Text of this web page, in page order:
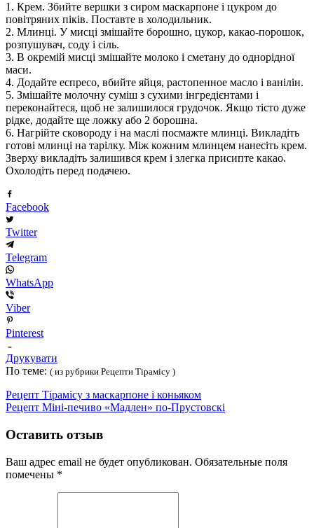
1. Крем. Збийте вершки з сиром маскарпоне і цукром до
повітряних піків. Поставте в холодильник.
2. Млинці. У мисці змішайте борошно, цукор, какао-порошок,
розпушувач, соду і сіль.
3. В окремій мисці змішайте молоко і сметану до однорідної
маси.
4. Додайте еспресо, вбийте яйця, растопенное масло і ванілін.
5. Змішайте молочну суміш з сухими інгредієнтами і
переконайтеся, щоб не залишилося грудочок. Якщо тісто дуже
рідке, додайте ще ложку або 2 борошна.
6. Нагрійте сковороду і на маслі посмажте млинці. Викладіть
готові млинці на тарілку. Між кожним млинцем нанесіть крем.
Зверху викладіть залишився крем і злегка присипте какао.
Охолодіть перед подачею.
Facebook
Twitter
Telegram
WhatsApp
Viber
Pinterest
Друкувати
По теме: ( из рубрики Рецепти Тірамісу )
Рецепт Тірамісу з маскарпоне і коньяком
Рецепт Міні-печиво «Мадлен» по-Прустовскі
Оставить отзыв
Ваш адрес email не будет опубликован. Обязательные поля
помечены *